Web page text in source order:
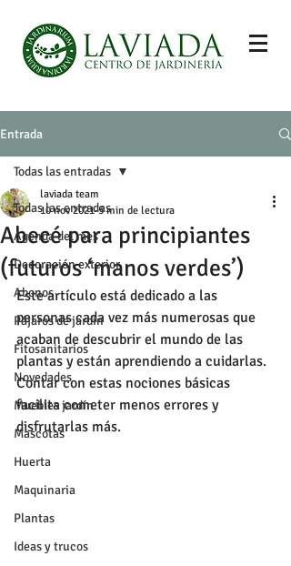
Entrada
Todas las entradas
Agenda del mes
Decoración exterior
Abonos
Pájaros de jardín
Fitosanitarios
Novedades
Muebles jardín
Mascotas
Huerta
Maquinaria
Plantas
Ideas y trucos
Todas las entradas
Abecé para principiantes
(futuros ‘manos verdes’)
laviada team
10 nov 2021 5 min de lectura
Este artículo está dedicado a las
personas cada vez más numerosas que
acaban de descubrir el mundo de las
plantas y están aprendiendo a cuidarlas.
Contar con estas nociones básicas
facilita cometer menos errores y
disfrutarlas más.